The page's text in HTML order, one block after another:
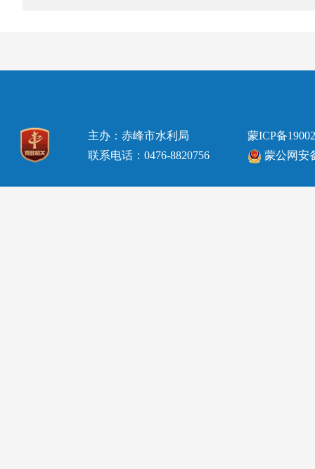
主办：赤峰市水利局
联系电话：0476-8820756
蒙ICP备
蒙公网安